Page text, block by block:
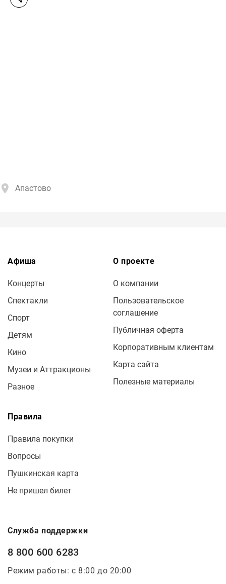
Апастово
Афиша
Концерты
Спектакли
Спорт
Детям
Кино
Музеи и Аттракционы
Разное
О проекте
О компании
Пользовательское
соглашение
Публичная оферта
Корпоративным клиентам
Карта сайта
Полезные материалы
Правила
Правила покупки
Вопросы
Пушкинская карта
Не пришел билет
Служба поддержки
8 800 600 6283
Режим работы: с 8:00 до 20:00